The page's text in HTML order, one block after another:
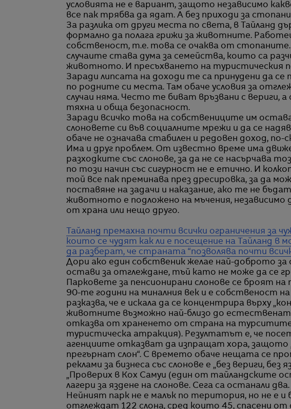
условията не е вариант, защото независимо
все пак трябва да ядат. А без приходи за
За разлика от други места по света, в Тайланд
формално да полага грижи за животните.
собственост, т.е. това се очаква от
случаите става дума за семейства, които са
животното. И пресъхването на туристическия
Заради липсата на доходи те са принудени да
по родните си места. Там обаче условия за
случаи няма. Често те биват връзвани с вериги,
тяхна и обща безопасност.
Заради всичко това на собствениците им
слоновете си във социалните мрежи и да се
обаче не означава стабилен и редовен доход, по-
Има и друг проблем. От известно време има
разходките със слонове, за да не се насърчава
по този начин със сигурност не е етично. И
той все пак преминава през дресировка, за да
поставяне на задачи и наказание, ако те не
животното е подложено на мъчения, независимо
от храна или нещо друго.
Тайланд премахна почти всички ограничения за
които се чудят как ли е посещение на Тайланд
да разберат, че страната “позволява почти
Дори ако един собственик желае най-доброто
остави за отглеждане, тъй като не може да се
Парковете за пенсионирани слонове се броят
90-те години на миналния век и е собственост
разказва, че е искала да се концентрира върху
животните възможно най-близо до
отказва от храненето от страна на турситите
туристическа атракция). Резултатът е, че
агенциите отказват да изпращат хора, защото
прегърнат слон“. С времето обаче нещата се
реклами за бизнеса със слонове е „без вериги, без
„Проверих в Кох Самуи (един от тайландските
лагери за яздене на слонове. Сега са останали
Нейният парк не е малък по територия, но не е
отглеждат 122 слона, сред които 45, спасени от